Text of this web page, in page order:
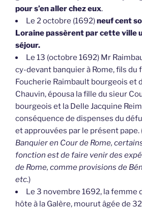
pour s’en aller chez eux.
Le 2 octobre (1692)neuf cent
Loraine passèrent par cette ville
séjour.
Le 13 (octobre 1692) Mr
cy-devant banquier à Rome, fils du
Foucherie Raimbault bourgeois et
Chauvin, épousa la fille du sieur
bourgeois et la Delle Jacquine
conséquence de dispenses du
et approuvées par le présent pape.
Banquier en Cour de Rome,
fonction est de faire venir des
de Rome, comme provisions de
etc.)
Le 3 novembre 1692, la femme
hôte à la Galère, mourut âgée de